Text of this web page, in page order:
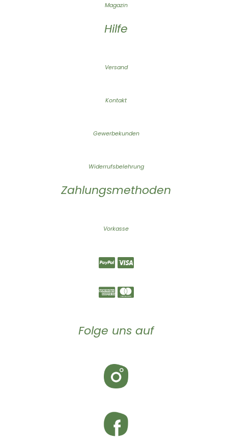
Magazin
Hilfe
Versand
Kontakt
Gewerbekunden
Widerrufsbelehrung
Zahlungsmethoden
Vorkasse
Folge uns auf